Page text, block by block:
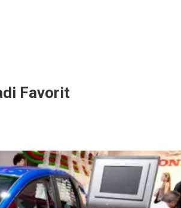
Favorit